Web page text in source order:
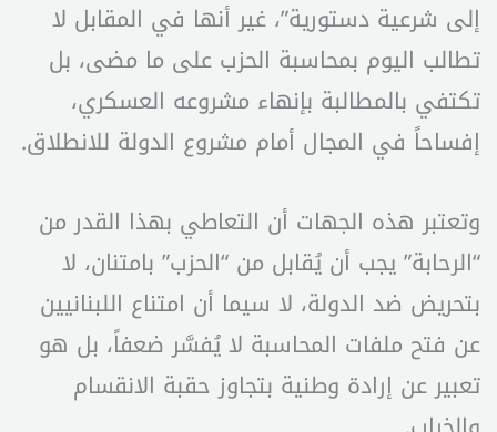
إلى شرعية دستورية”، غير أنها في المقابل لا
تطالب اليوم بمحاسبة الحزب على ما مضى، بل
تكتفي بالمطالبة بإنهاء مشروعه العسكري،
إفساحاً في المجال أمام مشروع الدولة للانطلاق.
وتعتبر هذه الجهات أن التعاطي بهذا القدر من
“الرحابة” يجب أن يُقابل من “الحزب” بامتنان، لا
بتحريض ضد الدولة، لا سيما أن امتناع اللبنانيين
عن فتح ملفات المحاسبة لا يُفسَّر ضعفاً، بل هو
تعبير عن إرادة وطنية بتجاوز حقبة الانقسام